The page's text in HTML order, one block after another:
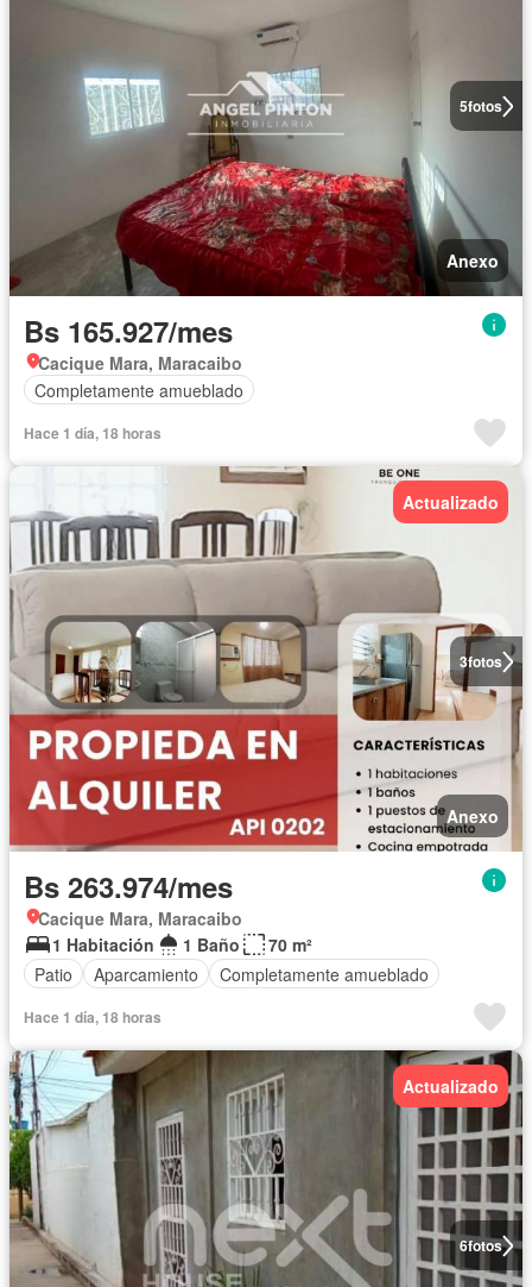
5fotos
Anexo
Bs 165.927/mes
Cacique Mara, Maracaibo
Completamente amueblado
Hace 1 día, 18 horas
3fotos
Actualizado
Anexo
Bs 263.974/mes
Cacique Mara, Maracaibo
1 Habitación
1 Baño
70 m²
Patio
Aparcamiento Completamente amueblado
Hace 1 día, 18 horas
6fotos
Actualizado